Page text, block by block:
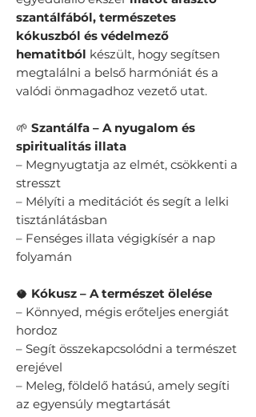
szantálfából, természetes
kókuszból és védelmező
hematitból készült, hogy segítsen
megtalálni a belső harmóniát és a
valódi önmagadhoz vezető utat.
🌱 Szantálfa – A nyugalom és
spiritualitás illata
– Megnyugtatja az elmét, csökkenti a
stresszt
– Mélyíti a meditációt és segít a lelki
tisztánlátásban
– Fenséges illata végigkísér a nap
folyamán
🥥 Kókusz – A természet ölelése
– Könnyed, mégis erőteljes energiát
hordoz
– Segít összekapcsolódni a természet
erejével
– Meleg, földelő hatású, amely segíti
az egyensúly megtartását